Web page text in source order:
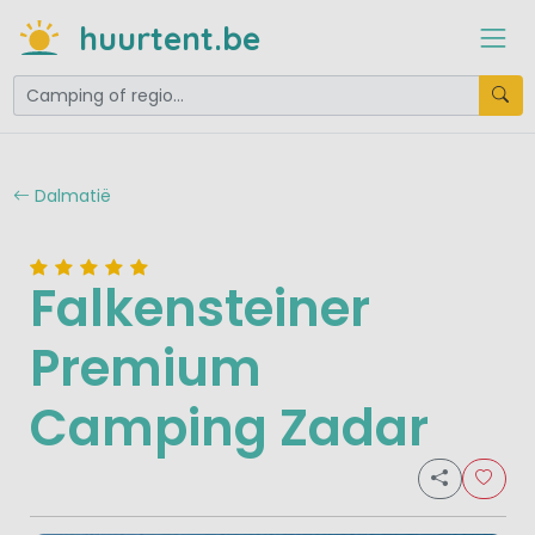
huurtent.be
Dalmatië
Falkensteiner
Premium
Camping Zadar